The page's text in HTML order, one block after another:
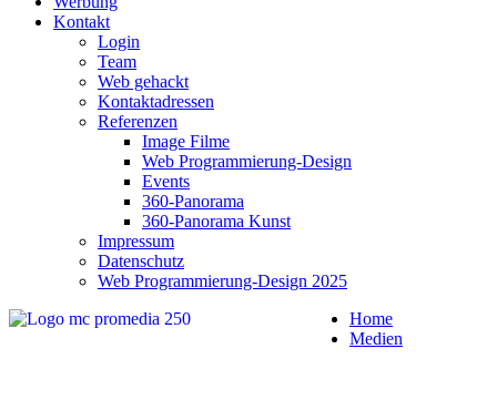
Kontakt
Login
Team
Web gehackt
Kontaktadressen
Referenzen
Image Filme
Web Programmierung-Design
Events
360-Panorama
360-Panorama Kunst
Impressum
Datenschutz
Web Programmierung-Design 2025
Home
Medien